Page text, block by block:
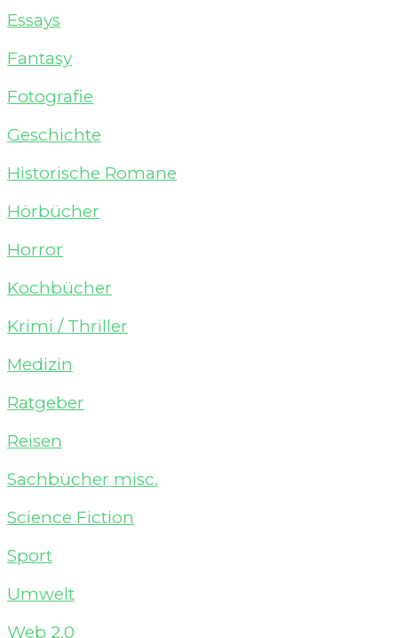
Essays
Fantasy
Fotografie
Geschichte
Historische Romane
Hörbücher
Horror
Kochbücher
Krimi / Thriller
Medizin
Ratgeber
Reisen
Sachbücher misc.
Science Fiction
Sport
Umwelt
Web 2.0